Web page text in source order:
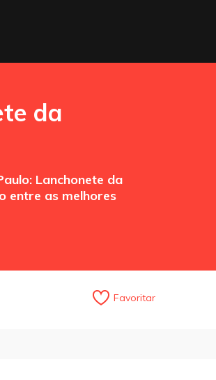
da
Lanchonete da
entre as melhores
Favoritar